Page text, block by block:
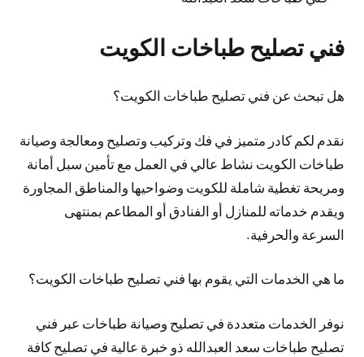
فني تصليح طباخات الكويت
هل تبحث عن فني تصليح طباخات الكويت؟
نقدم لكم كادر متميز في فك وتركيب وتصليح ومعالجة وصيانة
طباخات الكويت نشاط عالي في العمل مع تأمين سبل أمانة
ومريحة تغطية شاملة للكويت وضواحيها والمناطق المجاورة
ويقدم خدماته للمنازل أو الفنادق أو المطاعم بمنتهى
السرعة والحرفية.
ما هي الخدمات التي يقوم بها فني تصليح طباخات الكويت؟
نوفر الخدمات متعددة في تصليح وصيانة طباخات عبر فني
تصليح طباخات سعد العبدالله ذو خبرة عالية في تصليح كافة